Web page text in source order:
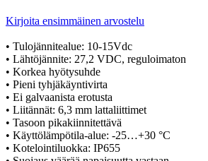
Kirjoita ensimmäinen arvostelu
• Tulojännitealue: 10-15Vdc
• Lähtöjännite: 27,2 VDC, reguloimaton
• Korkea hyötysuhde
• Pieni tyhjäkäyntivirta
• Ei galvaanista erotusta
• Liitännät: 6,3 mm lattaliittimet
• Tasoon pikakiinnitettävä
• Käyttölämpötila-alue: -25…+30 °C
• Kotelointiluokka: IP655